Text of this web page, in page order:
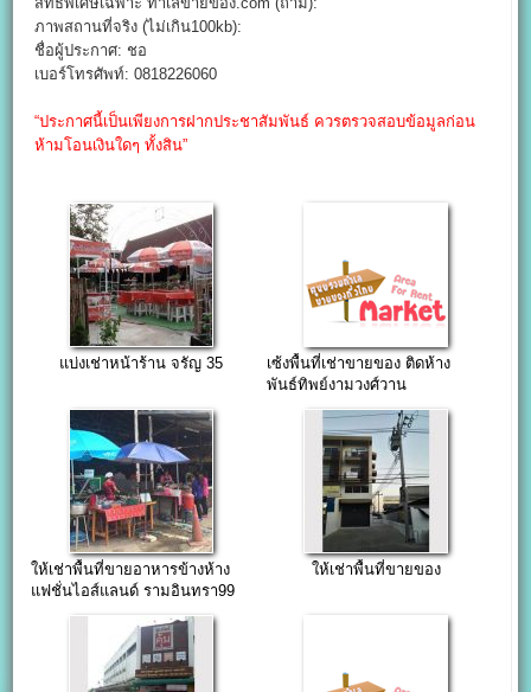
ภาพสถานที่จริง (ไม่เกิน100kb):
ชื่อผู้ประกาศ: ชอ
เบอร์โทรศัพท์: 0818226060
“ประกาศนี้เป็นเพียงการฝากประชาสัมพันธ์ ควรตรวจสอบข้อมูลก่อน
ห้ามโอนเงินใดๆ ทั้งสิน”
แบ่งเช่าหน้าร้าน จรัญ 35
เซ้งพื้นที่เช่าขายของ ติดห้าง
พันธ์ทิพย์งามวงศ์วาน
ให้เช่าพื้นที่ขายอาหารข้างห้าง
แฟชั่นไอส์แลนด์ รามอินทรา99
ให้เช่าพื้นที่ขายของ